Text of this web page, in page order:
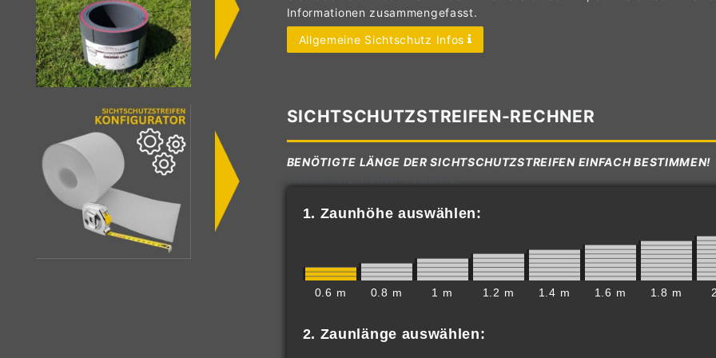
Informationen zusammengefasst.
Allgemeine Sichtschutz Infos
SICHTSCHUTZSTREIFEN-RECHNER
BENÖTIGTE LÄNGE DER SICHTSCHUTZSTREIFEN EINFACH BESTIMMEN!
1. Zaunhöhe auswählen:
0.6 m 0.8 m 1 m 1.2 m 1.4 m 1.6 m 1.8 m
2. Zaunlänge auswählen: